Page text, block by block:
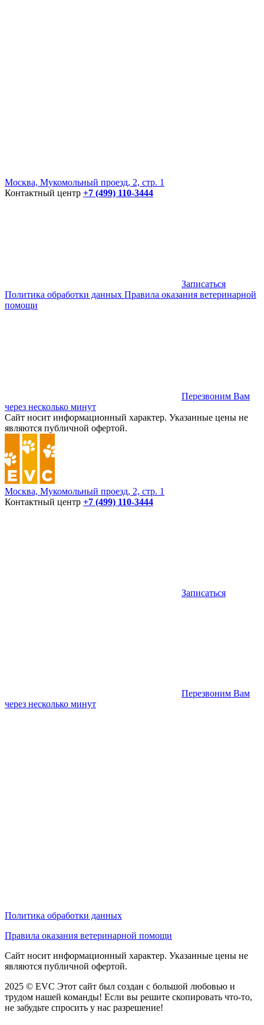
Москва, Мукомольный проезд, 2, стр. 1
Контактный центр +7 (499) 110-3444
Записаться
Политика обработки данных Правила оказания ветеринарной
помощи
Перезвоним Вам
через несколько минут
Сайт носит информационный характер. Указанные цены не
являются публичной офертой.
Москва, Мукомольный проезд, 2, стр. 1
Контактный центр +7 (499) 110-3444
Записаться
Перезвоним Вам
через несколько минут
Политика обработки данных
Правила оказания ветеринарной помощи
Сайт носит информационный характер. Указанные цены не
являются публичной офертой.
2025 © EVC Этот сайт был создан с большой любовью и
трудом нашей команды! Если вы решите скопировать что-то,
не забудьте спросить у нас разрешение!